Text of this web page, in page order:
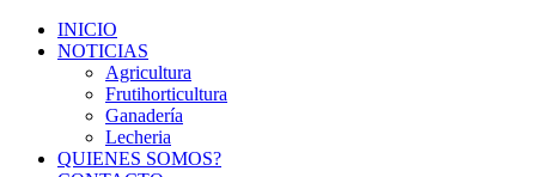
INICIO
NOTICIAS
Agricultura
Frutihorticultura
Ganadería
Lecheria
QUIENES SOMOS?